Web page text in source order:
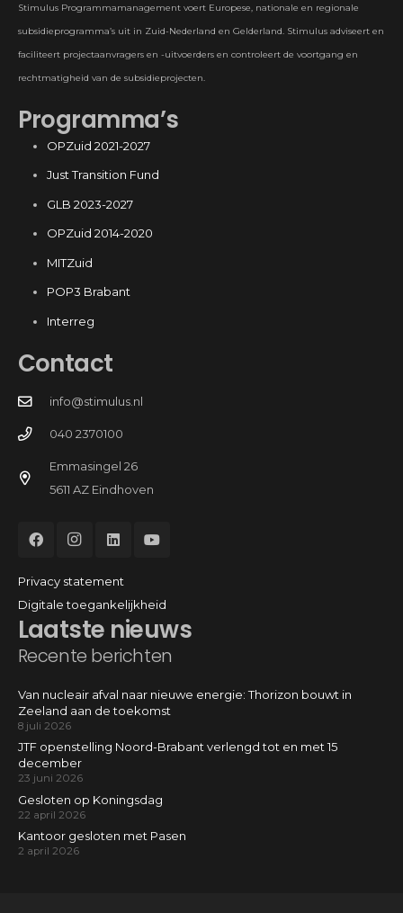
Stimulus Programmamanagement voert Europese, nationale en regionale
subsidieprogramma’s uit in Zuid-Nederland en Gelderland. Stimulus adviseert en
faciliteert projectaanvragers en -uitvoerders en controleert de voortgang en
rechtmatigheid van de subsidieprojecten.
Programma’s
OPZuid 2021-2027
Just Transition Fund
GLB 2023-2027
OPZuid 2014-2020
MITZuid
POP3 Brabant
Interreg
Laatste nieuws
Recente berichten
Van nucleair afval naar nieuwe energie: Thorizon bouwt in
Zeeland aan de toekomst
8 juli 2026
JTF openstelling Noord-Brabant verlengd tot en met 15
december
23 juni 2026
Gesloten op Koningsdag
22 april 2026
Kantoor gesloten met Pasen
2 april 2026
Contact
info@stimulus.nl
040 2370100
Emmasingel 26
5611 AZ Eindhoven
Privacy statement
Digitale toegankelijkheid